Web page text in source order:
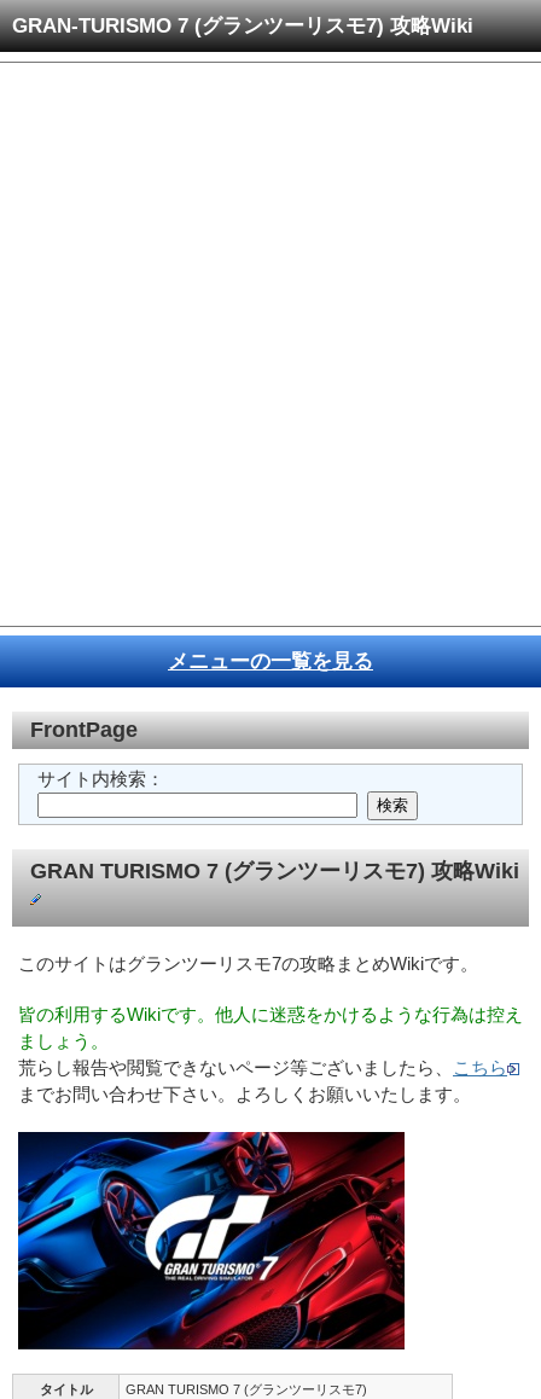
GRAN-TURISMO 7 (グランツーリスモ7) 攻略Wiki
メニューの一覧を見る
FrontPage
サイト内検索：
GRAN TURISMO 7 (グランツーリスモ7) 攻略Wiki
このサイトはグランツーリスモ7の攻略まとめWikiです。
皆の利用するWikiです。他人に迷惑をかけるような行為は控え
ましょう。
荒らし報告や閲覧できないページ等ございましたら、
こちら
までお問い合わせ下さい。よろしくお願いいたします。
タイトル GRAN TURISMO 7 (グランツーリスモ7)